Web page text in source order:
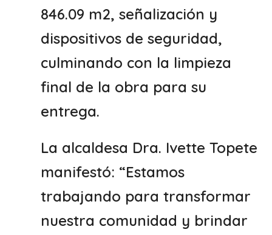
846.09 m2, señalización y
dispositivos de seguridad,
culminando con la limpieza
final de la obra para su
entrega.
La alcaldesa Dra. Ivette Topete
manifestó: “Estamos
trabajando para transformar
nuestra comunidad y brindar